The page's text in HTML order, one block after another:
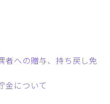
者への贈与、持ち戻し免
金について